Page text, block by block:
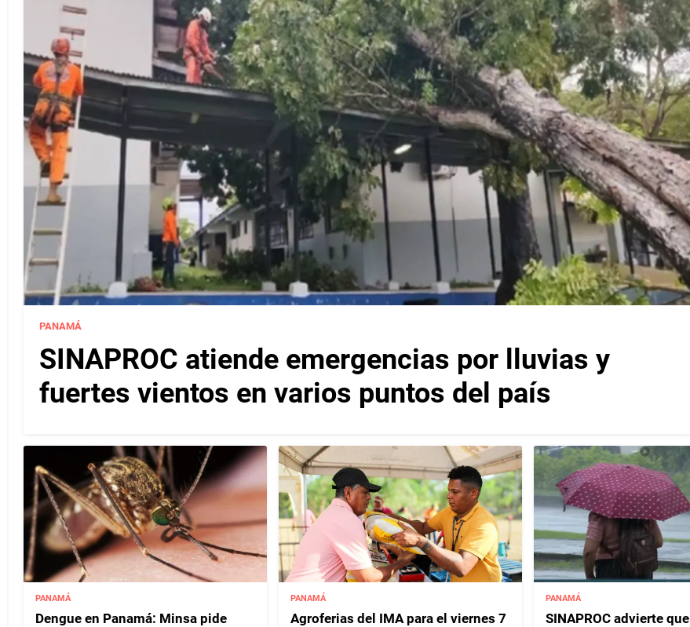
PANAMÁ
SINAPROC atiende emergencias por lluvias y
fuertes vientos en varios puntos del país
PANAMÁ
Dengue en Panamá: Minsa pide
PANAMÁ
Agroferias del IMA para el viernes 7
PANAMÁ
SINAPROC advierte que